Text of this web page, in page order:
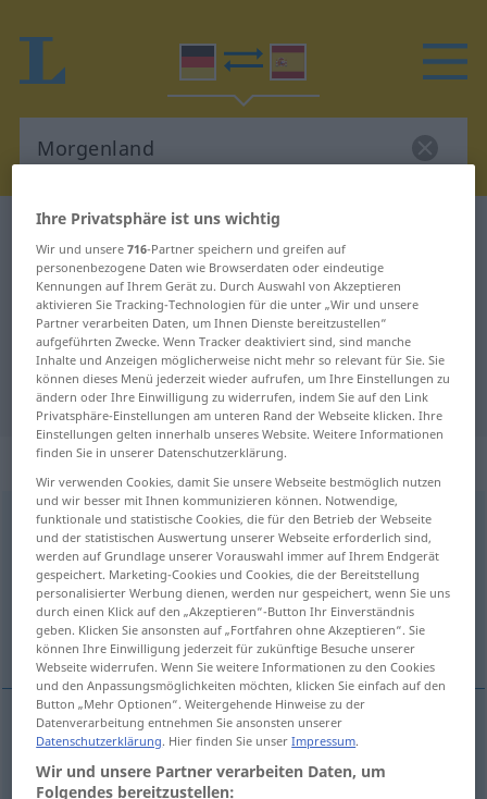
Deutsch-Spanisch Wörterbuch
Deutsch-Spanisch Übersetzung für
"Morgenland"
"Morgenland" Spanisch
Übersetzung
„Morgenland“: Neutrum
Morgenlandn <Morgenland(e)s> OBS
Übersicht aller Übersetzungen
(Für mehr Details die Übersetzung anklicken/antippen)
Oriente, Levante
Orientem Morgenland
Ihre Privatsphäre ist uns wichtig
Wir und unsere716-Partner speichern und greifen auf
personenbezogene Daten wie Browserdaten oder eindeutige
Kennungen auf Ihrem Gerät zu. Durch Auswahl von Akzeptieren
aktivieren Sie Tracking-Technologien für die unter „Wir und unsere
Partner verarbeiten Daten, um Ihnen Dienste bereitzustellen“
aufgeführten Zwecke. Wenn Tracker deaktiviert sind, sind manche
Inhalte und Anzeigen möglicherweise nicht mehr so relevant für Sie. Sie
können dieses Menü jederzeit wieder aufrufen, um Ihre Einstellungen zu
ändern oder Ihre Einwilligung zu widerrufen, indem Sie auf den Link
Privatsphäre-Einstellungen am unteren Rand der Webseite klicken. Ihre
Einstellungen gelten innerhalb unseres Website. Weitere Informationen
finden Sie in unserer Datenschutzerklärung.
Wir verwenden Cookies, damit Sie unsere Webseite bestmöglich nutzen
und wir besser mit Ihnen kommunizieren können. Notwendige,
funktionale und statistische Cookies, die für den Betrieb der Webseite
und der statistischen Auswertung unserer Webseite erforderlich sind,
werden auf Grundlage unserer Vorauswahl immer auf Ihrem Endgerät
gespeichert. Marketing-Cookies und Cookies, die der Bereitstellung
personalisierter Werbung dienen, werden nur gespeichert, wenn Sie uns
durch einen Klick auf den „Akzeptieren“-Button Ihr Einverständnis
geben. Klicken Sie ansonsten auf „Fortfahren ohne Akzeptieren“. Sie
können Ihre Einwilligung jederzeit für zukünftige Besuche unserer
Webseite widerrufen. Wenn Sie weitere Informationen zu den Cookies
und den Anpassungsmöglichkeiten möchten, klicken Sie einfach auf den
Button „Mehr Optionen“. Weitergehende Hinweise zu der
Datenverarbeitung entnehmen Sie ansonsten unserer
Datenschutzerklärung. Hier finden Sie unserImpressum.
Wir und unsere Partner verarbeiten Daten, um
Folgendes bereitzustellen: